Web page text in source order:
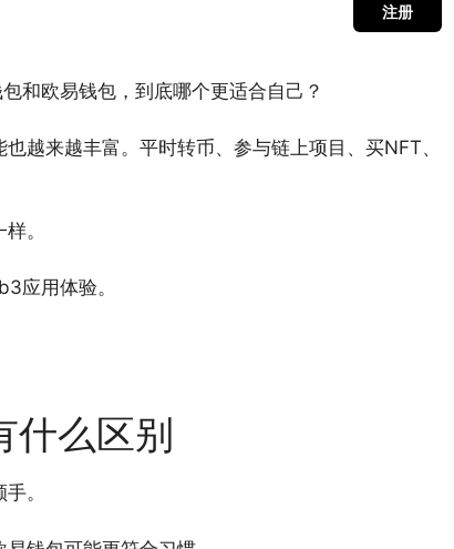
注册
和欧易钱包，到底哪个更适合自己？
越来越丰富。平时转币、参与链上项目、买NFT、
。
应用体验。
什么区别
。